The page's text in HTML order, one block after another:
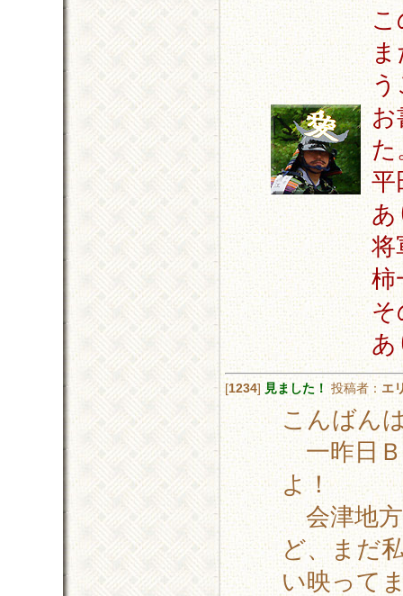
ま
お
た
平
あ
将
柿
そ
あ
[1234] 見ました！ 投稿者： エ
こんばん
一昨日Ｂ
よ！
会津地方
ど、まだ
い映って